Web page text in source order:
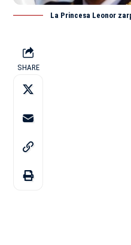
La Princesa Leonor
SHARE